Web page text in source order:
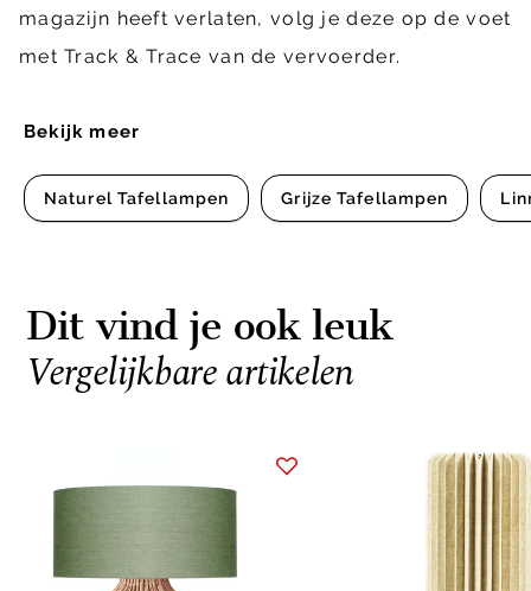
Bekijk meer
Naturel Tafellampen Grijze Tafellampen
magazijn heeft verlaten, volg je deze op de voet
met Track & Trace van de vervoerder.
Dit vind je ook leuk
Vergelijkbare artikelen